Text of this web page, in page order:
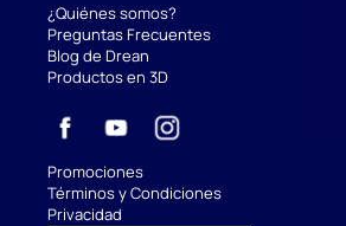
¿Quiénes somos?
Preguntas Frecuentes
Blog de Drean
Productos en 3D
Promociones
Términos y Condiciones
Privacidad